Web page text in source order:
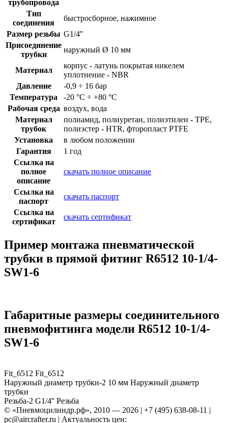
трубопровода
Тип
соединения
быстросборное, нажимное
Размер резьбы G1/4''
Присоединение
трубки
наружный Ø 10 мм
Материал
корпус - латунь покрытая никелем
уплотнение - NBR
Давление
-0,9 ÷ 16 бар
Температура
-20 °C ÷ +80 °C
Рабочая среда воздух, вода
Материал
трубок
полиамид, полиуретан, полиэтилен - TPE,
полиэстер - HTR, фторопласт PTFE
Установка
в любом положении
Гарантия
1 год
Ссылка на
полное
описание
скачать полное описание
Ссылка на
паспорт
скачать паспорт
Ссылка на
сертификат
скачать сертификат
Пример монтажа пневматической
трубки в прямой фитинг R6512 10-1/4-
SW1-6
Габаритные размеры соединительного
пневмофитинга модели R6512 10-1/4-
SW1-6
Fit_6512 Fit_6512
Наружный диаметр трубки-2 10 мм Наружный диаметр
трубки
Резьба-2 G1/4'' Резьба
© «Пневмоцилиндр.рф», 2010 — 2026 | +7 (495) 638-08-11 |
pc@aircrafter.ru | Актуальность цен: